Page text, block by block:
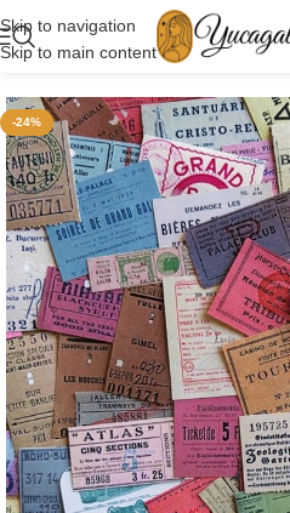
Skip to navigation
Skip to main content
-24%